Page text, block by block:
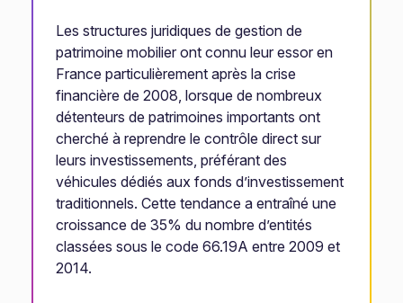
Les structures juridiques de gestion de
patrimoine mobilier ont connu leur essor en
France particulièrement après la crise
financière de 2008, lorsque de nombreux
détenteurs de patrimoines importants ont
cherché à reprendre le contrôle direct sur
leurs investissements, préférant des
véhicules dédiés aux fonds d’investissement
traditionnels. Cette tendance a entraîné une
croissance de 35% du nombre d’entités
classées sous le code 66.19A entre 2009 et
2014.